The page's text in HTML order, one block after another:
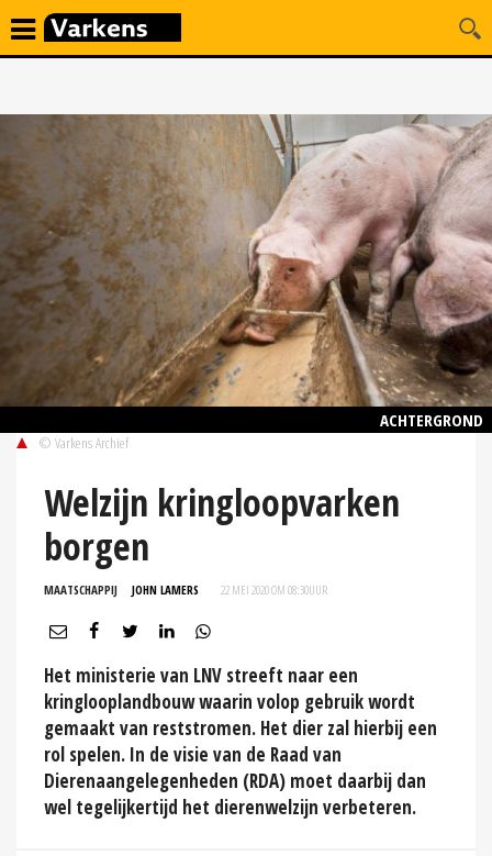
ACHTERGROND
© Varkens Archief
Welzijn kringloopvarken
borgen
MAATSCHAPPIJ JOHN LAMERS 22 MEI 2020 OM 08:30UUR
Het ministerie van LNV streeft naar een
kringlooplandbouw waarin volop gebruik wordt
gemaakt van reststromen. Het dier zal hierbij een
rol spelen. In de visie van de Raad van
Dierenaangelegenheden (RDA) moet daarbij dan
wel tegelijkertijd het dierenwelzijn verbeteren.